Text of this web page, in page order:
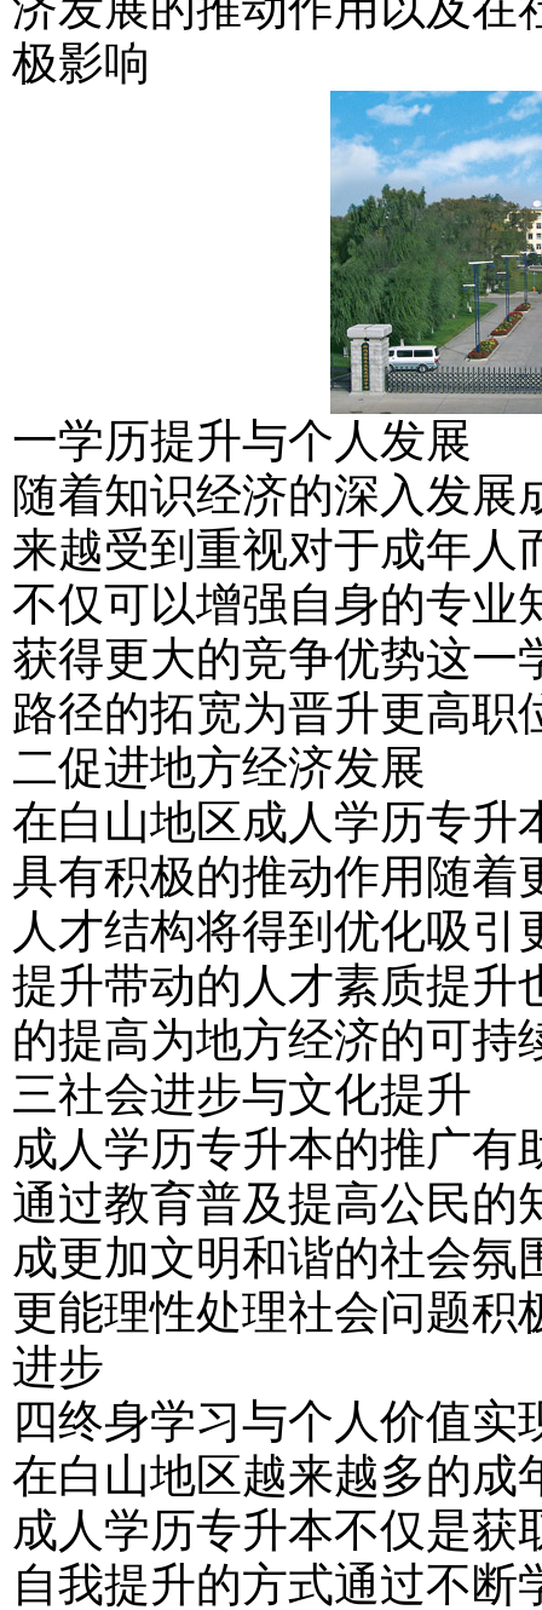
极影响
一学历提升与个人发展
随着知识经济的深入发展
来越受到重视对于成年人
不仅可以增强自身的专业
获得更大的竞争优势这一
路径的拓宽为晋升更高职
二促进地方经济发展
在白山地区成人学历专升
具有积极的推动作用随着
人才结构将得到优化吸
提升带动的人才素质提升
的提高为地方经济的可持
三社会进步与文化提升
成人学历专升本的推广有
通过教育普及提高公民的
成更加文明和谐的社会氛
更能理性处理社会问题积
进步
四终身学习与个人价值实
在白山地区越来越多的成
成人学历专升本不仅是获
自我提升的方式通过不